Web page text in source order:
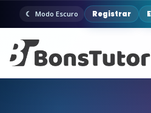
Modo Escuro Registrar